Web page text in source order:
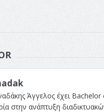
Άγγελος έχει Bachelor
στην ανάπτυξη